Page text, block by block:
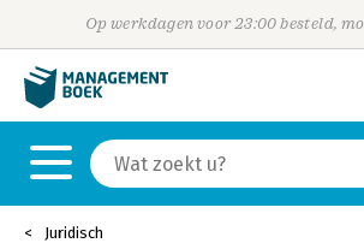
Op werkdagen voor 23:00 besteld,
Juridisch